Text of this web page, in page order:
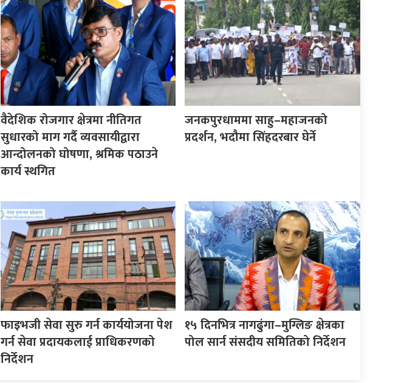
वैदेशिक रोजगार क्षेत्रमा नीतिगत
सुधारको माग गर्दै व्यवसायीद्वारा
आन्दोलनको घोषणा, श्रमिक पठाउने
कार्य स्थगित
जनकपुरधाममा साहु–महाजनको
प्रदर्शन, भदौमा सिंहदरबार घेर्ने
फाइभजी सेवा सुरु गर्न कार्ययोजना पेश
गर्न सेवा प्रदायकलाई प्राधिकरणको
निर्देशन
१५ दिनभित्र नागढुंगा–मुग्लिङ क्षेत्रका
पोल सार्न संसदीय समितिको निर्देशन